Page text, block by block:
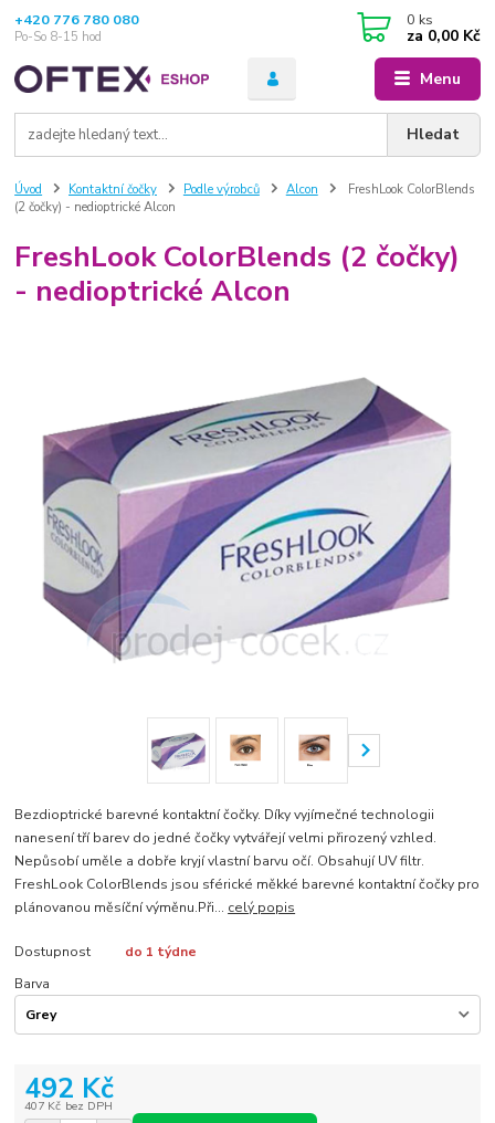
Menu
Hledat
+420 776 780 080
Po-So 8-15 hod
0 ks
za 0,00 Kč
Úvod Kontaktní čočky Podle výrobců Alcon
FreshLook ColorBlends
(2 čočky) - nedioptrické Alcon
FreshLook ColorBlends (2 čočky)
- nedioptrické Alcon
Bezdioptrické barevné kontaktní čočky. Díky vyjímečné technologii
nanesení tří barev do jedné čočky vytvářejí velmi přirozený vzhled.
Nepůsobí uměle a dobře kryjí vlastní barvu očí. Obsahují UV filtr.
FreshLook ColorBlends jsou sférické měkké barevné kontaktní čočky pro
plánovanou měsíční výměnu.Při... celý popis
Dostupnost
do 1 týdne
Barva
492 Kč
407 Kč bez DPH